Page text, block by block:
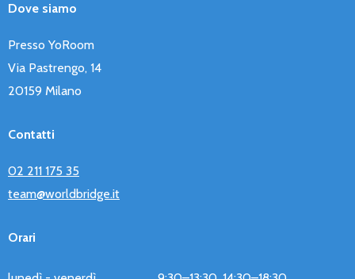
Dove siamo
Presso YoRoom
Via Pastrengo, 14
20159 Milano
Contatti
02 211 175 35
team@worldbridge.it
Orari